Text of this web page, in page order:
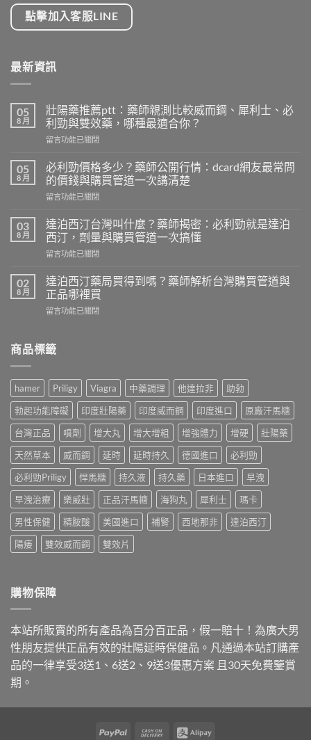
點擊加入客服LINE
最新資訊
05
8 月
壯陽藥推薦ptt：藥師親測比較威而鋼、犀利士、必
利勁與雙效藥，哪種最適合你？
在
陽
藥
推
薦
藥
師
親
測
較
威
鋼、
士、
與
雙
效
藥，
哪
種
最
適
合
你？〉
中
留言功能已關閉
05
8 月
必利勁價格多少？藥師公開行情：dcard網友最常問
的價錢與購買管道一次講清楚
在
利
勁
價
格
少？
藥
師
公
情：
最
常
問
的
價
錢
與
購
買
管
道
一
次
講
中
留言功能已關閉
03
8 月
達泊西汀台灣叫什麼？藥師揭密：必利勁就是達泊
西汀，劑量與購買管道一次搞懂
在
泊
西
汀
台
什
師
揭
密：
必
利
勁
就
是
達
泊
西
汀，
劑
量
與
道
搞
懂〉
中
留言功能已關閉
02
8 月
達泊西汀藥局買得到嗎？藥師解析台灣購買管道與
正品哪裡買
在
西
汀
局
得
到
嗎？
藥
師
解
析
台
灣
購
買
管
道
哪
中
留言功能已關閉
商品標籤
hamer Priligy Viagra 中藥調理 他達拉非
助勃
勃起功能障礙
印度壯陽藥 印度威而鋼 印度進口
原廠汗馬糖
台灣正品
噴劑 增大丸 增大增粗 增強體力 增硬
壯陽藥
天然草本
威而鋼 延時 延時持久 德國進口
必利勁
必利勁Priligy
悍馬糖 持久液 持久藥 日本進口
早洩
早洩治療
樂威壯 正品汗馬糖 海狗丸 犀利士
瑪卡
男性保健
精胺酸 美國進口 補腎 西地那非
達泊西汀
陽痿
雙效威而鋼 雙效片
購物保障
本站所販賣的所有產品為百分百正品，假一賠十！為廣大男
性朋友提供正品有效的壯陽延時保健品。凡通過本站訂購產
品的一律享受3送1、6送2、9送3優惠方案 且30天免費鑒賞
期。
PayPal Cash Alipay